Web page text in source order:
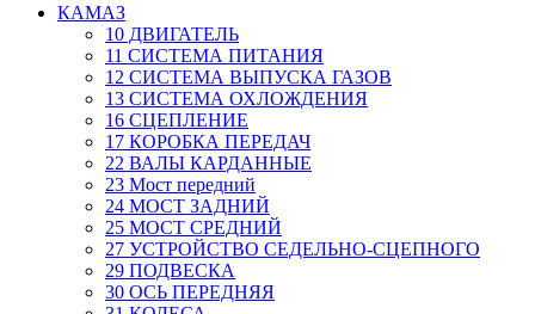
КАМАЗ
10 ДВИГАТЕЛЬ
11 СИСТЕМА ПИТАНИЯ
12 СИСТЕМА ВЫПУСКА ГАЗОВ
13 СИСТЕМА ОХЛОЖДЕНИЯ
16 СЦЕПЛЕНИЕ
17 КОРОБКА ПЕРЕДАЧ
22 ВАЛЫ КАРДАННЫЕ
23 Мост передний
24 МОСТ ЗАДНИЙ
25 МОСТ СРЕДНИЙ
27 УСТРОЙСТВО СЕДЕЛЬНО-СЦЕПНОГО
29 ПОДВЕСКА
30 ОСЬ ПЕРЕДНЯЯ